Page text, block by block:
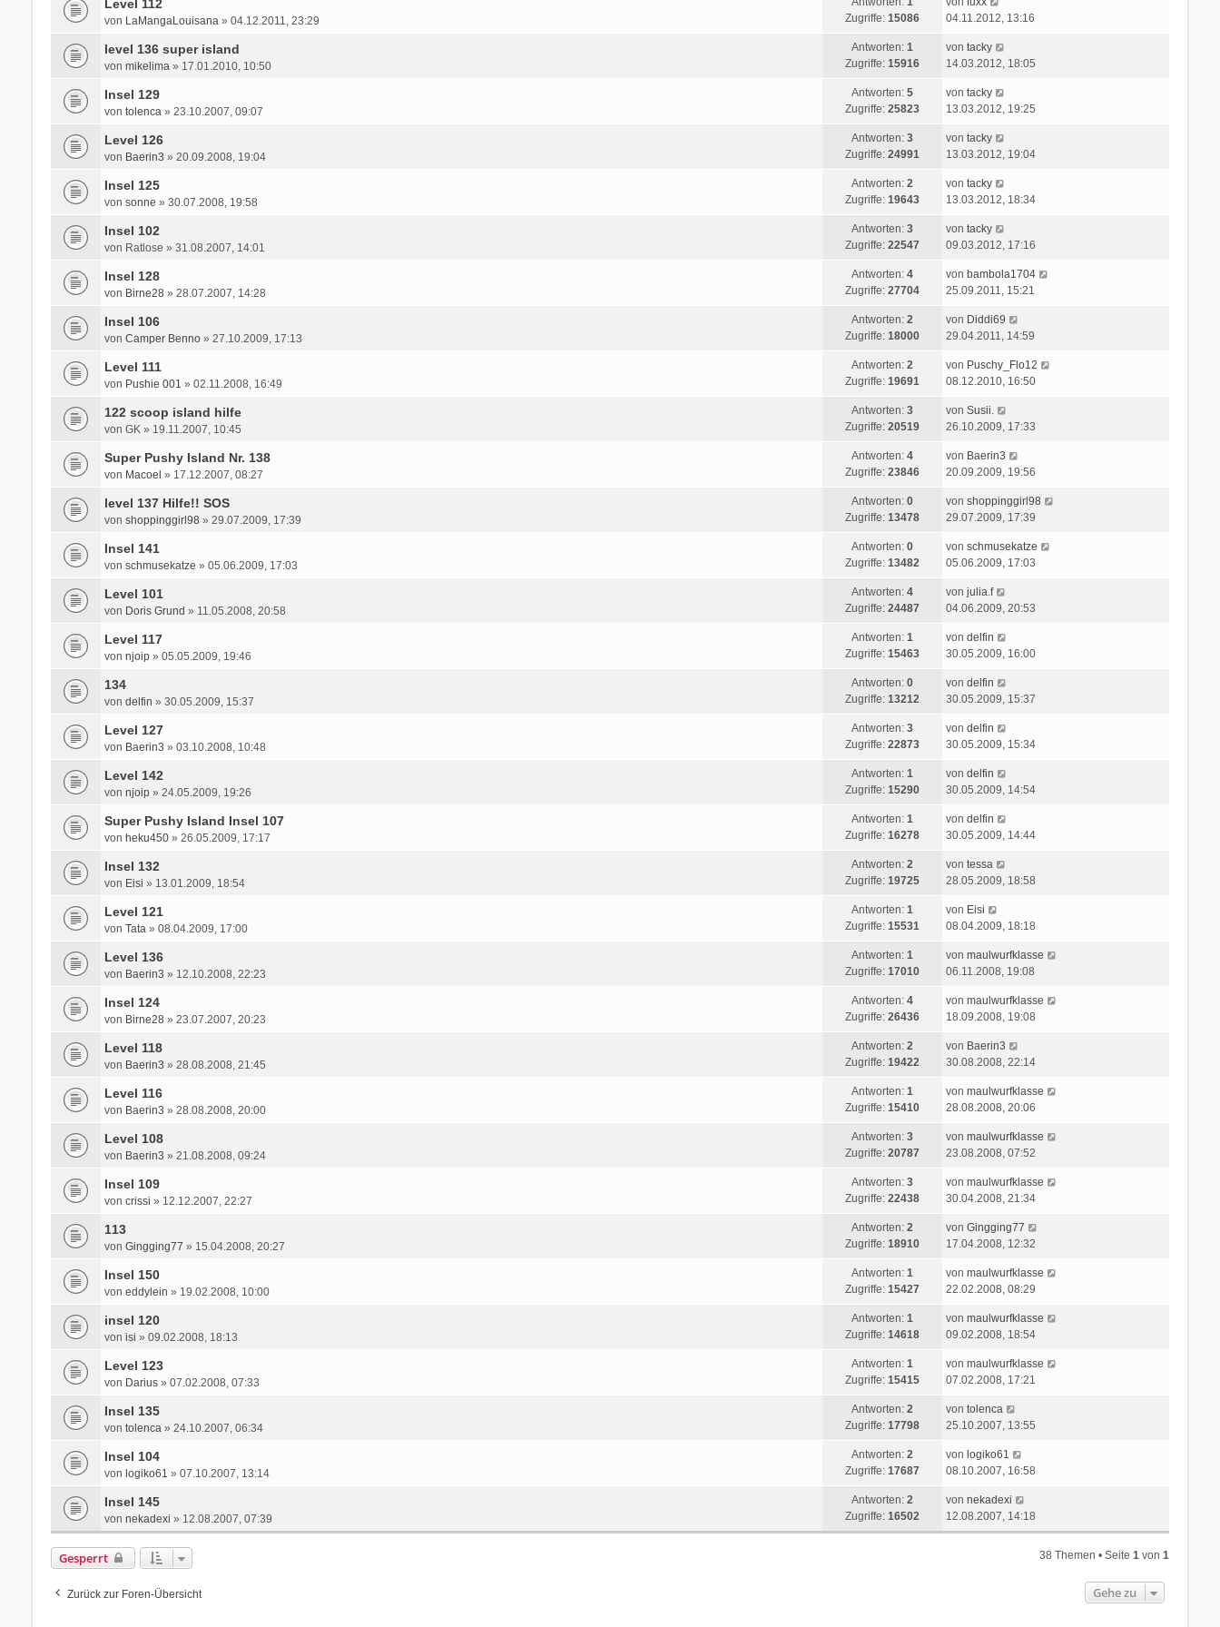
a
i
r
a
r
B
i
r
a
z
t
r
B
i
r
a
Level 112
von LaMangaLouisana » 04.12.2011, 23:29
Zugriffe: 15086
e
z
t
r
B
i
r
a
04.11.2012, 13:16
level 136 super island
von mikelima » 17.01.2010, 10:50
Antworten: 1
Zugriffe: 15916
L
e
z
t
r
B
i
r
a
von tacky
14.03.2012, 18:05
Insel 129
von tolenca » 23.10.2007, 09:07
Antworten: 5
Zugriffe: 25823
L
e
z
t
r
B
i
r
a
von tacky
13.03.2012, 19:25
Level 126
von Baerin3 » 20.09.2008, 19:04
Antworten: 3
Zugriffe: 24991
L
e
z
t
r
B
i
r
a
von tacky
13.03.2012, 19:04
Insel 125
von sonne » 30.07.2008, 19:58
Antworten: 2
Zugriffe: 19643
L
e
z
t
r
B
i
r
a
von tacky
13.03.2012, 18:34
Insel 102
von Ratlose » 31.08.2007, 14:01
Antworten: 3
Zugriffe: 22547
L
e
z
t
r
B
i
r
a
von tacky
09.03.2012, 17:16
Insel 128
von Birne28 » 28.07.2007, 14:28
Antworten: 4
Zugriffe: 27704
L
e
z
t
r
B
i
r
a
von bambola1704
25.09.2011, 15:21
Insel 106
von Camper Benno» 27.10.2009, 17:13
Antworten: 2
Zugriffe: 18000
L
e
z
t
r
B
i
r
a
von Diddi69
29.04.2011, 14:59
Level 111
von Pushie 001 » 02.11.2008, 16:49
Antworten: 2
Zugriffe: 19691
L
e
z
t
r
B
i
r
a
von Puschy_Flo12
08.12.2010, 16:50
122 scoop island hilfe
von GK » 19.11.2007, 10:45
Antworten: 3
Zugriffe: 20519
L
e
z
t
r
B
i
r
a
von Susii.
26.10.2009, 17:33
Super Pushy Island Nr. 138
von Macoel » 17.12.2007, 08:27
Antworten: 4
Zugriffe: 23846
L
e
z
t
r
B
i
r
a
von Baerin3
20.09.2009, 19:56
level 137 Hilfe!! SOS
von shoppinggirl98 » 29.07.2009, 17:39
Antworten: 0
Zugriffe: 13478
L
e
z
t
r
B
i
r
a
von shoppinggirl98
29.07.2009, 17:39
Insel 141
von schmusekatze » 05.06.2009, 17:03
Antworten: 0
Zugriffe: 13482
L
e
z
t
r
B
i
r
a
von schmusekatze
05.06.2009, 17:03
Level 101
von Doris Grund » 11.05.2008, 20:58
Antworten: 4
Zugriffe: 24487
L
e
z
t
r
B
i
r
a
von julia.f
04.06.2009, 20:53
Level 117
von njoip» 05.05.2009, 19:46
Antworten: 1
Zugriffe: 15463
L
e
z
t
r
B
i
r
a
von delfin
30.05.2009, 16:00
134
von delfin » 30.05.2009, 15:37
Antworten: 0
Zugriffe: 13212
L
e
z
t
r
B
i
r
a
von delfin
30.05.2009, 15:37
Level 127
von Baerin3 » 03.10.2008, 10:48
Antworten: 3
Zugriffe: 22873
L
e
z
t
r
B
i
r
a
von delfin
30.05.2009, 15:34
Level 142
von njoip» 24.05.2009, 19:26
Antworten: 1
Zugriffe: 15290
L
e
z
t
r
B
i
r
a
von delfin
30.05.2009, 14:54
Super Pushy Island Insel 107
von heku450» 26.05.2009, 17:17
Antworten: 1
Zugriffe: 16278
L
e
z
t
r
B
i
r
a
von delfin
30.05.2009, 14:44
Insel 132
von Eisi » 13.01.2009, 18:54
Antworten: 2
Zugriffe: 19725
L
e
z
t
r
B
i
r
a
von tessa
28.05.2009, 18:58
Level 121
von Tata » 08.04.2009, 17:00
Antworten: 1
Zugriffe: 15531
L
e
z
t
r
B
i
r
a
von Eisi
08.04.2009, 18:18
Level 136
von Baerin3 » 12.10.2008, 22:23
Antworten: 1
Zugriffe: 17010
L
e
z
t
r
B
i
r
a
von maulwurfklasse
06.11.2008, 19:08
Insel 124
von Birne28 » 23.07.2007, 20:23
Antworten: 4
Zugriffe: 26436
L
e
z
t
r
B
i
r
a
von maulwurfklasse
18.09.2008, 19:08
Level 118
von Baerin3 » 28.08.2008, 21:45
Antworten: 2
Zugriffe: 19422
L
e
z
t
r
B
i
r
a
von Baerin3
30.08.2008, 22:14
Level 116
von Baerin3 » 28.08.2008, 20:00
Antworten: 1
Zugriffe: 15410
L
e
z
t
r
B
i
r
a
von maulwurfklasse
28.08.2008, 20:06
Level 108
von Baerin3 » 21.08.2008, 09:24
Antworten: 3
Zugriffe: 20787
L
e
z
t
r
B
i
r
a
von maulwurfklasse
23.08.2008, 07:52
Insel 109
von crissi » 12.12.2007, 22:27
Antworten: 3
Zugriffe: 22438
L
e
z
t
r
B
i
r
a
von maulwurfklasse
30.04.2008, 21:34
113
von Gingging77 » 15.04.2008, 20:27
Antworten: 2
Zugriffe: 18910
L
e
z
t
r
B
i
r
a
von Gingging77
17.04.2008, 12:32
Insel 150
von eddylein » 19.02.2008, 10:00
Antworten: 1
Zugriffe: 15427
L
e
z
t
r
B
i
r
a
von maulwurfklasse
22.02.2008, 08:29
insel 120
von isi » 09.02.2008, 18:13
Antworten: 1
Zugriffe: 14618
L
e
z
t
r
B
i
r
a
g
von maulwurfklasse
09.02.2008, 18:54
Level 123
von Darius» 07.02.2008, 07:33
Antworten: 1
Zugriffe: 15415
L
e
z
t
r
B
i
von maulwurfklasse
07.02.2008, 17:21
Insel 135
von tolenca » 24.10.2007, 06:34
Antworten: 2
Zugriffe: 17798
L
e
z
t
r
B
von tolenca
25.10.2007, 13:55
Insel 104
von logiko61 » 07.10.2007, 13:14
Antworten: 2
Zugriffe: 17687
L
e
z
t
e
von logiko61
08.10.2007, 16:58
Insel 145
von nekadexi » 12.08.2007, 07:39
Antworten: 2
Zugriffe: 16502
L
e
t
von nekadexi
12.08.2007, 14:18
Gesperrt 38 Themen • Seite1 von1
Zurück zur Foren-Übersicht Gehe zu